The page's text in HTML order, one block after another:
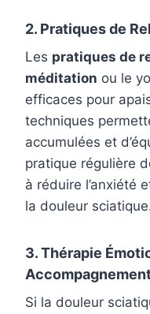
2. Pratiques de
Les pratiques de
méditation ou le
efficaces pour
techniques
accumulées et
pratique régulière
à réduire l’anxiété
la douleur
3. Thérapie
Si la douleur